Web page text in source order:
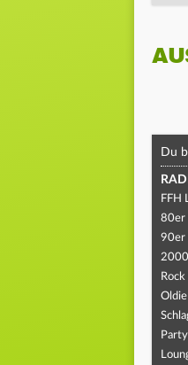
Du
FFH
80er
90er
Rock
Oldie